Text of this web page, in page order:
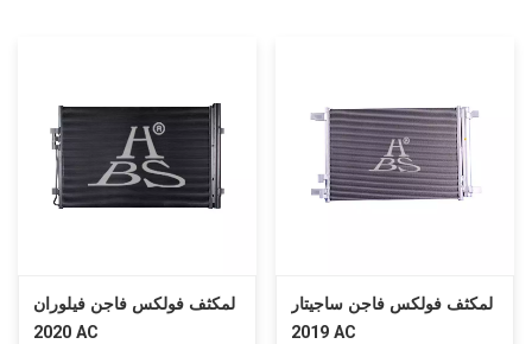
لمكثف فولكس فاجن فيلوران
2020 AC
لمكثف فولكس فاجن ساجيتار
2019 AC